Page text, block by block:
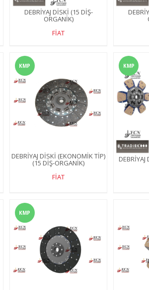
DEBRİYAJ DİSKİ (15 DİŞ-
ORGANİK)
FİAT
KMP
DEBRİYAJ DİSKİ (EKONOMİK TİP)
(15 DİŞ-ORGANİK)
FİAT
KMP
KMP